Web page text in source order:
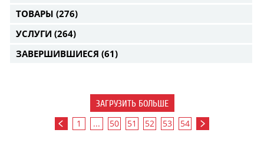
ТОВАРЫ (276)
УСЛУГИ (264)
ЗАВЕРШИВШИЕСЯ (61)
ЗАГРУЗИТЬ БОЛЬШЕ
1 ... 50 51 52 53 54